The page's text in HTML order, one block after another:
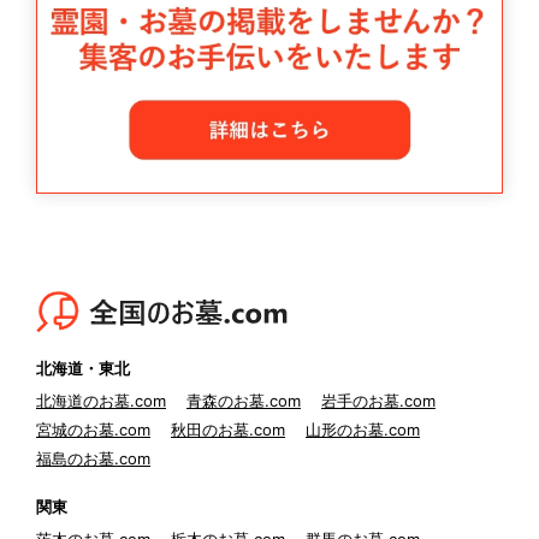
北海道・東北
北海道のお墓.com
青森のお墓.com
岩手のお墓.com
宮城のお墓.com
秋田のお墓.com
山形のお墓.com
福島のお墓.com
関東